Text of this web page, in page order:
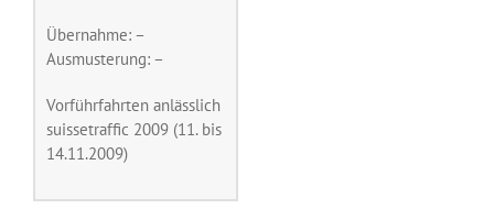
Übernahme: –
Ausmusterung: –
Vorführfahrten anlässlich
suissetraffic 2009 (11. bis
14.11.2009)